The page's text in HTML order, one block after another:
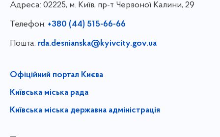
Адреса: 02225, м. Київ, пр-т Червоної Калини, 29
Телефон: +380 (44) 515-66-66
Пошта: rda.desnianska@kyivcity.gov.ua
Офіційний портал Києва
Київська міська рада
Київська міська державна адміністрація